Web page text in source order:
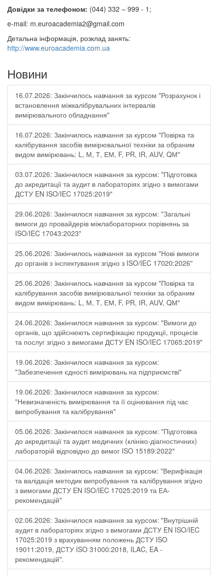
Довідки за телефоном: (044) 332 – 999 - 1;
e-mail: m.euroacademia2@gmail.com
Детальна інформація, розклад занять:
http://www.euroacademia.com.ua
Новини
16.07.2026: Закінчилось навчання за курсом "Розрахунок і
встановлення міжкалібрувальних інтервалів
вимірювального обладнання"
16.07.2026: Закінчилось навчання за курсом "Повірка та
калібрування засобів вимірювальної техніки за обраним
видом вимірювань: L, М, Т, ЕМ, F, РR, ІR, АUV, QМ"
03.07.2026: Закінчилося навчання за курсом: "Підготовка
до акредитації та аудит в лабораторіях згідно з вимогами
ДСТУ EN ISO/IEC 17025:2019"
29.06.2026: Закінчилося навчання за курсом: "Загальні
вимоги до провайдерів міжлабораторних порівнянь за
ISO/IEC 17043:2023"
25.06.2026: Закінчилось навчання за курсом "Нові вимоги
до органів з інспектування згідно з ISO/IEC 17020:2026"
25.06.2026: Закінчилось навчання за курсом "Повірка та
калібрування засобів вимірювальної техніки за обраним
видом вимірювань: L, М, Т, ЕМ, F, РR, ІR, АUV, QМ"
24.06.2026: Закінчилося навчання за курсом: "Вимоги до
органів, що здійснюють сертифікацію продукції, процесів
та послуг згідно з вимогами ДСТУ EN ISO/IEC 17065:2019"
19.06.2026: Закінчилося навчання за курсом:
"Забезпечення єдності вимірювань на підприємстві"
19.06.2026: Закінчилося навчання за курсом:
"Невизначеність вимірювання та її оцінювання під час
випробування та калібрування"
05.06.2026: Закінчилося навчання за курсом: "Підготовка
до акредитації та аудит медичних (клініко-діагностичних)
лабораторій відповідно до вимог ISO 15189:2022"
04.06.2026: Закінчилось навчання за курсом: "Верифікація
та валідація методик випробування та калібрування згідно
з вимогами ДСТУ EN ISO/IEC 17025:2019 та ЕА-
рекомендацій"
02.06.2026: Закінчилося навчання за курсом: "Внутрішній
аудит в лабораторіях згідно з вимогами ДСТУ EN ISO/IEC
17025:2019 з врахуванням положень ДСТУ ISO
19011:2019, ДСТУ ISO 31000:2018, ILAC, EA -
рекомендацій".